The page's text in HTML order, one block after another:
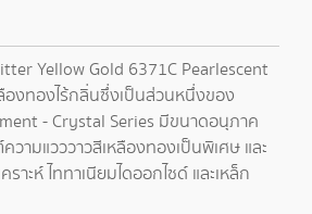
Yellow Gold 6371C Pearlescent
องทองไร้กลิ่นซึ่งเป็นส่วนหนึ่งของ
- Crystal Series มีขนาดอนุภาค
วามแวววาวสีเหลืองทองเป็นพิเศษ และ
าะห์ ไททาเนียมไดออกไซด์ และเหล็ก